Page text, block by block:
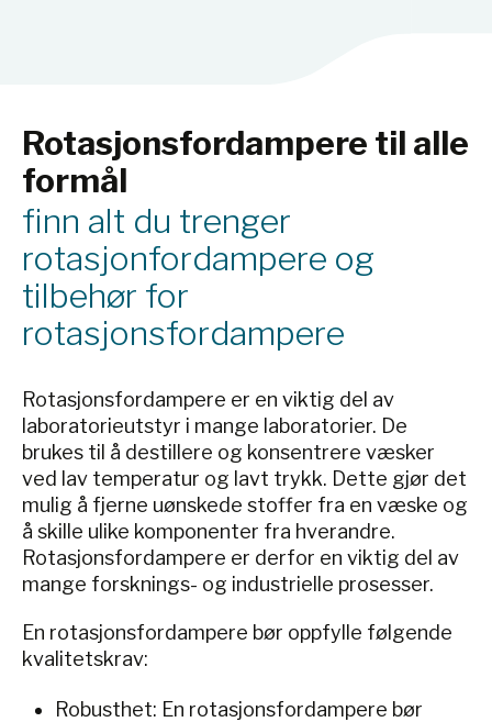
Rotasjonsfordampere til alle
formål
finn alt du trenger
rotasjonfordampere og
tilbehør for
rotasjonsfordampere
Rotasjonsfordampere er en viktig del av
laboratorieutstyr i mange laboratorier. De
brukes til å destillere og konsentrere væsker
ved lav temperatur og lavt trykk. Dette gjør det
mulig å fjerne uønskede stoffer fra en væske og
å skille ulike komponenter fra hverandre.
Rotasjonsfordampere er derfor en viktig del av
mange forsknings- og industrielle prosesser.
En rotasjonsfordampere bør oppfylle følgende
kvalitetskrav:
Robusthet: En rotasjonsfordampere bør